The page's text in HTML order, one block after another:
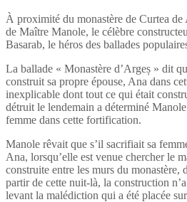
À proximité du monastère de Curtea
de Maître Manole, le célèbre
Basarab, le héros des ballades
La ballade « Monastère d’Argeș » dit
construit sa propre épouse, Ana dans
inexplicable dont tout ce qui était
détruit le lendemain a déterminé Manole
femme dans cette fortification.
Manole rêvait que s’il sacrifiait sa
Ana, lorsqu’elle est venue chercher le
construite entre les murs du monastère,
partir de cette nuit-là, la construction
levant la malédiction qui a été placée